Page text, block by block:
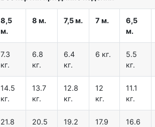
8,5
м.
8 м. 7,5 м. 7 м.
6,5
м.
7.3
кг.
6.8
кг.
6.4
кг.
6 кг.
5.5
кг.
14.5
кг.
13.7
кг.
12.8
кг.
12
кг.
11.1
кг.
21.8
20.5
19.2
17.9
16.6